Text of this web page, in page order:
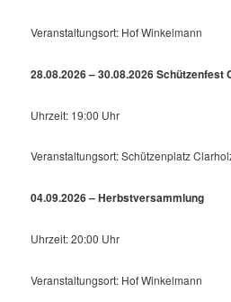
Veranstaltungsort: Hof Winkelmann
28.08.2026 – 30.08.2026 Schützenfest
Uhrzeit: 19:00 Uhr
Veranstaltungsort: Schützenplatz
04.09.2026 – Herbstversammlung
Uhrzeit: 20:00 Uhr
Veranstaltungsort: Hof Winkelmann